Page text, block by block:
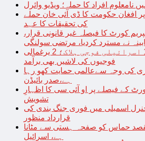
نامعلوم افراد کا حملہ؛ ویڈیو وائرل
افغان حکومت کا ڈی آئی خان حملے
کی تحقیقات کا عہد
کورٹ کا فیصلہ غیر قانونی قرار،
نے مسترد کردیا، مرتضی سولنگی
غزہ میں مزید 10 اسرائیلی فوجی ہلاک؛ 2 یرغمالی
فوجیوں کی لاشیں بھی برآمد
کی وجہ سےعالمی حمایت کھو رہا
ہے،صدر بائیڈن
کے فیصلے پر او آئی سی کا اظہارِ
تشویش
اسمبلی میں فوری جنگ بندی کی
قرارداد منظور
حماس کو صفحہ ہستی سے مٹانا
ہے، اسرائیل